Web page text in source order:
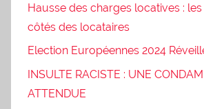
Hausse des charges locatives :
côtés des locataires
Election Européennes 2024
INSULTE RACISTE : UNE
ATTENDUE